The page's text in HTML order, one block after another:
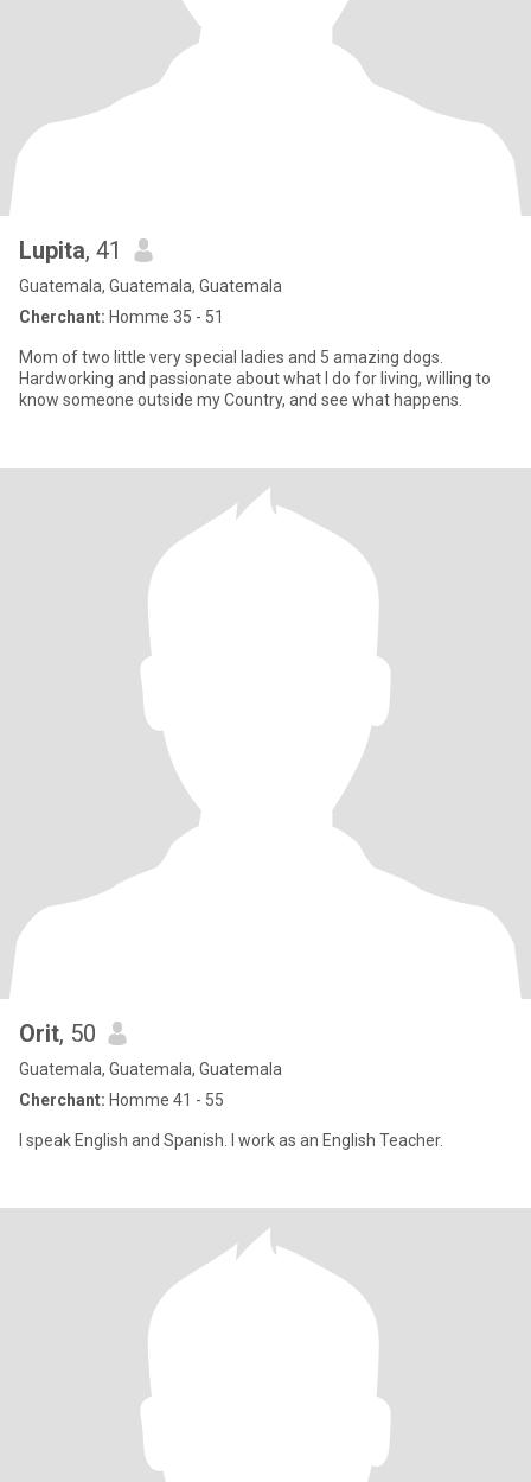
Lupita, 41
Guatemala, Guatemala, Guatemala
Cherchant: Homme 35 - 51
Mom of two little very special ladies and 5 amazing dogs.
Hardworking and passionate about what I do for living, willing to
know someone outside my Country, and see what happens.
Orit, 50
Guatemala, Guatemala, Guatemala
Cherchant: Homme 41 - 55
I speak English and Spanish. I work as an English Teacher.